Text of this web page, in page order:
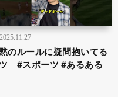
2025.11.27
のルールに疑問抱いてる
#スポーツ #あるある